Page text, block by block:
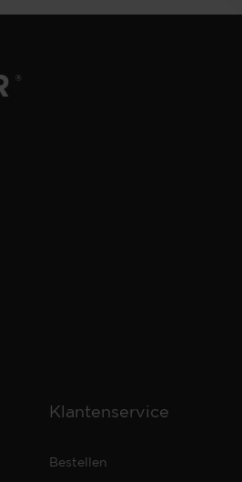
Klantenservice
Bestellen